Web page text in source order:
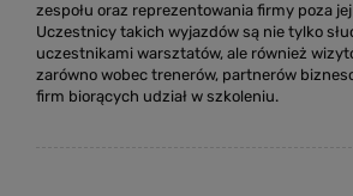
zespołu oraz reprezentowania firmy poza
Uczestnicy takich wyjazdów są nie tylko
uczestnikami warsztatów, ale również
zarówno wobec trenerów, partnerów
firm biorących udział w szkoleniu.